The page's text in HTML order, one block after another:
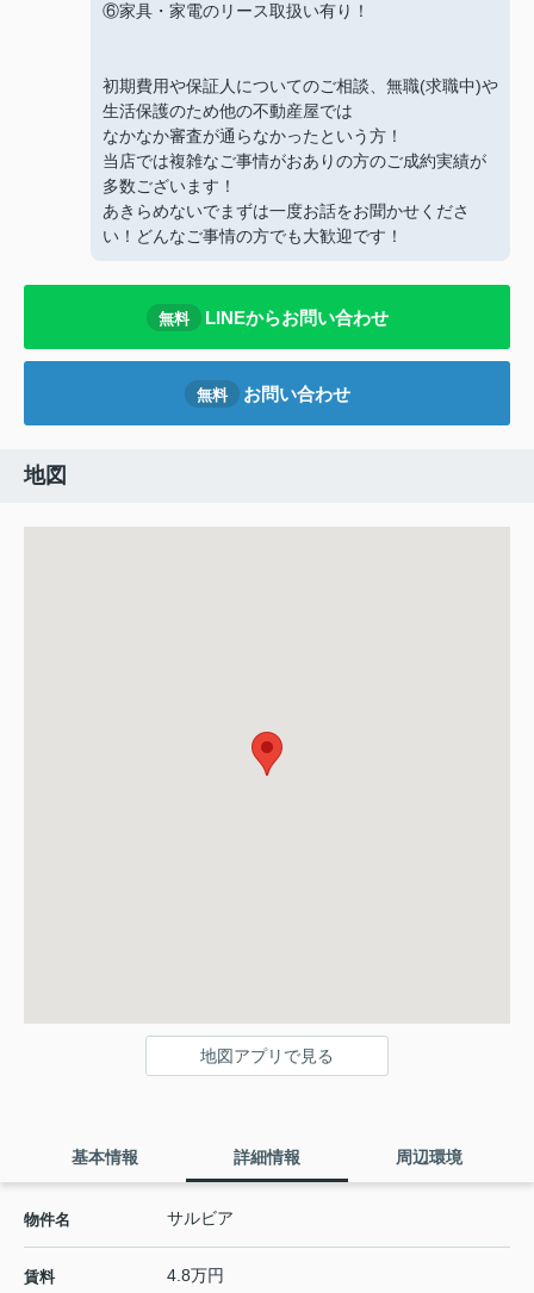
⑥家具・家電のリース取扱い有り！
初期費用や保証人についてのご相談、無職(求職中)や
生活保護のため他の不動産屋では
なかなか審査が通らなかったという方！
当店では複雑なご事情がおありの方のご成約実績が
多数ございます！
あきらめないでまずは一度お話をお聞かせくださ
い！どんなご事情の方でも大歓迎です！
無料 LINEからお問い合わせ
無料 お問い合わせ
地図
地図アプリで見る
基本情報 詳細情報 周辺環境
物件名 サルビア
賃料 4.8万円